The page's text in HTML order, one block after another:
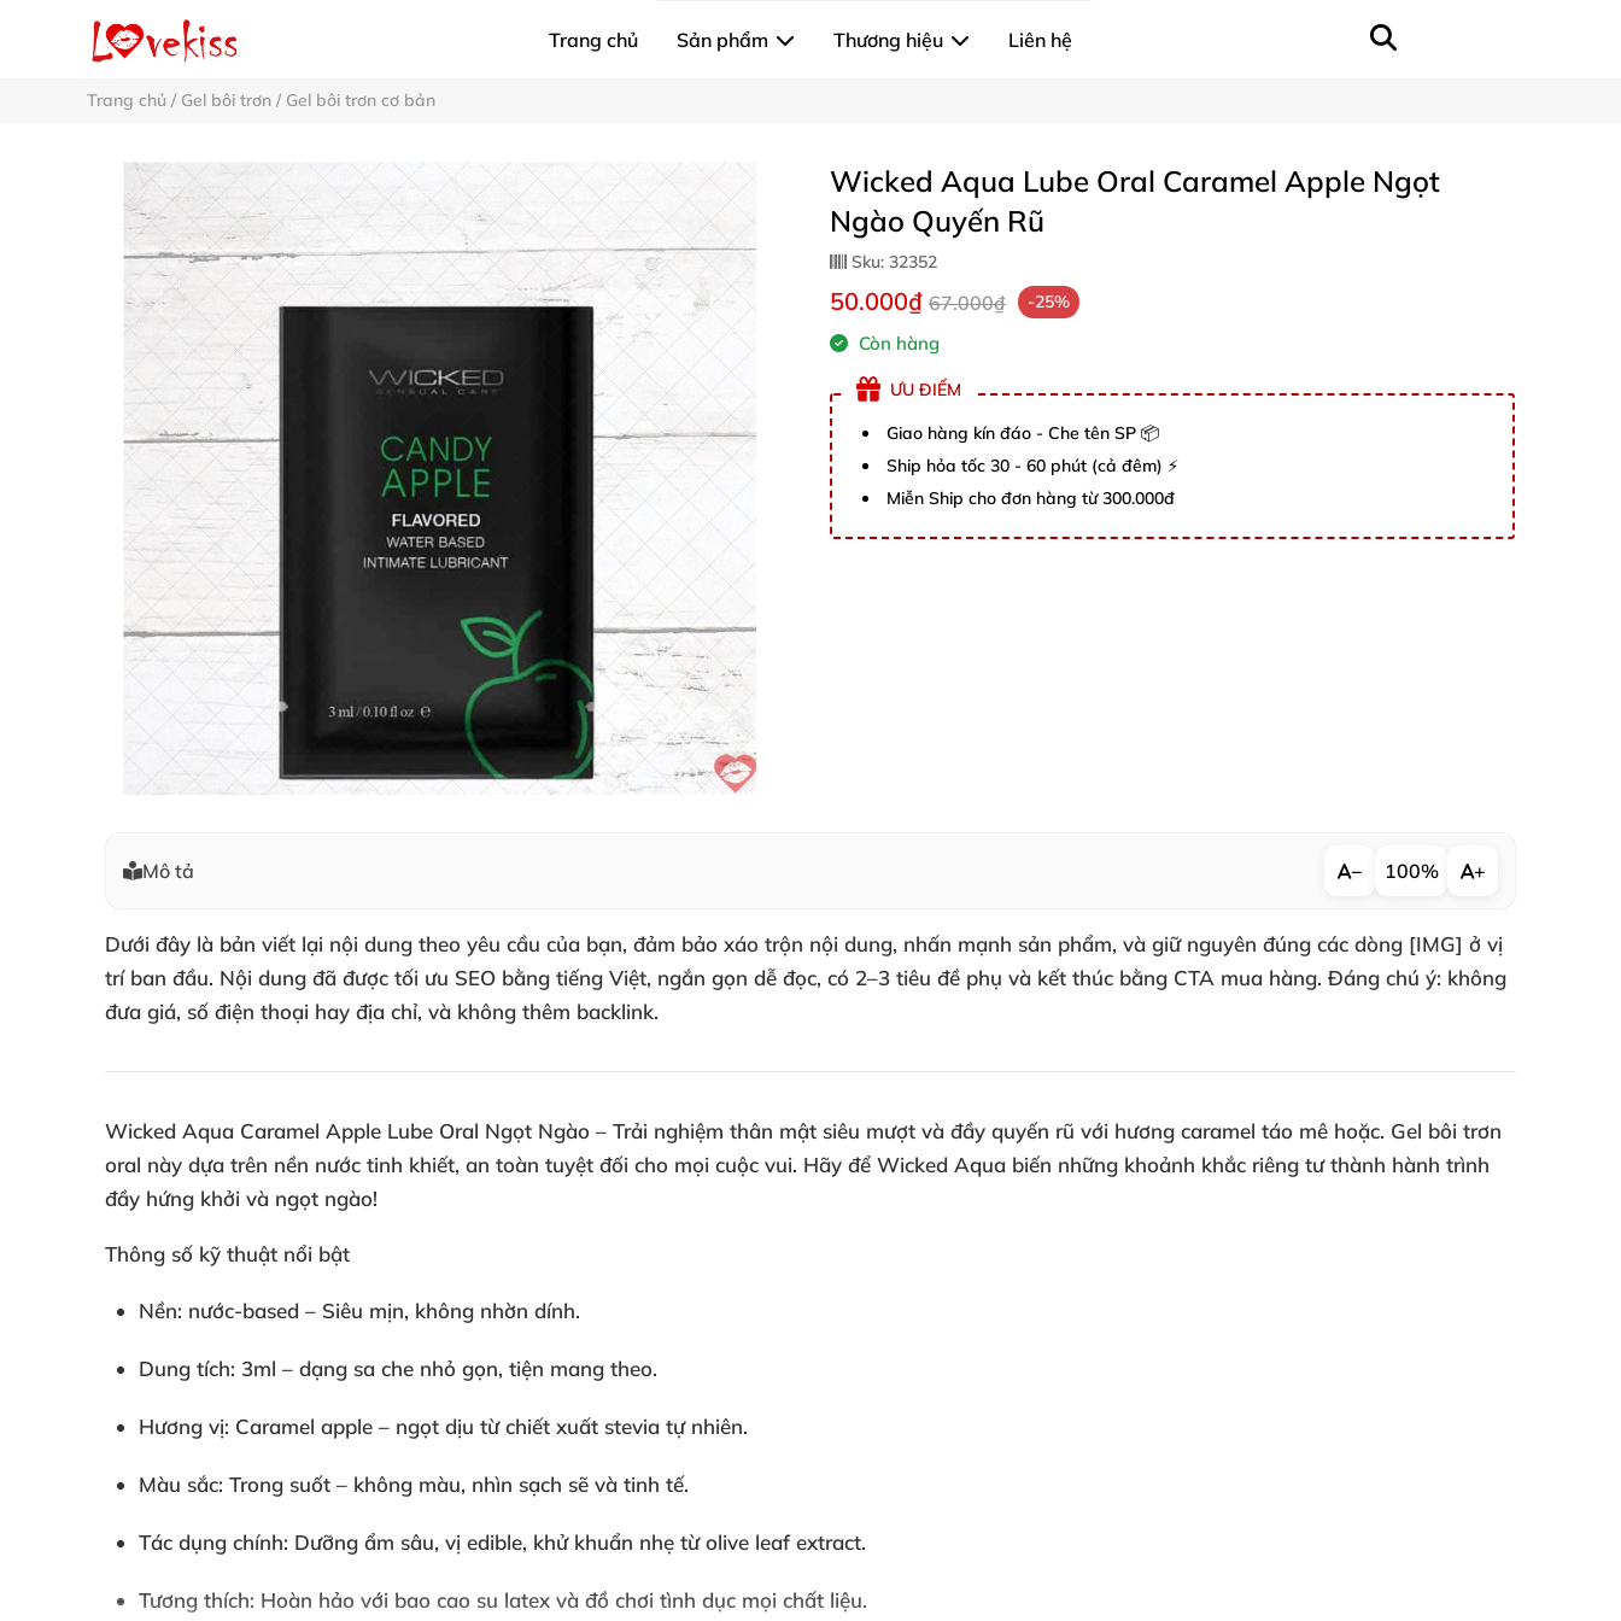
Trang chủ Sản phẩm Thương hiệu Liên hệ
Trang chủ / Gel bôi trơn / Gel bôi trơn cơ bản
Wicked Aqua Lube Oral Caramel Apple Ngọt
Ngào Quyến Rũ
Sku: 32352
50.000₫ 67.000₫ -25%
Còn hàng
ƯU ĐIỂM
Giao hàng kín đáo - Che tên SP 📦
Ship hỏa tốc 30 - 60 phút (cả đêm) ⚡
Miễn Ship cho đơn hàng từ 300.000đ
Mô tả − 100% +
Dưới đây là bản viết lại nội dung theo yêu cầu của bạn, đảm bảo xáo trộn nội dung, nhấn mạnh sản phẩm, và giữ nguyên đúng các dòng [IMG] ở vị
trí ban đầu. Nội dung đã được tối ưu SEO bằng tiếng Việt, ngắn gọn dễ đọc, có 2–3 tiêu đề phụ và kết thúc bằng CTA mua hàng. Đáng chú ý: không
đưa giá, số điện thoại hay địa chỉ, và không thêm backlink.
Wicked Aqua Caramel Apple Lube Oral Ngọt Ngào – Trải nghiệm thân mật siêu mượt và đầy quyến rũ với hương caramel táo mê hoặc. Gel bôi trơn
oral này dựa trên nền nước tinh khiết, an toàn tuyệt đối cho mọi cuộc vui. Hãy để Wicked Aqua biến những khoảnh khắc riêng tư thành hành trình
đầy hứng khởi và ngọt ngào!
Thông số kỹ thuật nổi bật
Nền: nước-based – Siêu mịn, không nhờn dính.
Dung tích: 3ml – dạng sa che nhỏ gọn, tiện mang theo.
Hương vị: Caramel apple – ngọt dịu từ chiết xuất stevia tự nhiên.
Màu sắc: Trong suốt – không màu, nhìn sạch sẽ và tinh tế.
Tác dụng chính: Dưỡng ẩm sâu, vị edible, khử khuẩn nhẹ từ olive leaf extract.
Tương thích: Hoàn hảo với bao cao su latex và đồ chơi tình dục mọi chất liệu.